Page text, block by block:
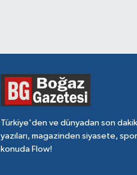
Türkiye'den ve dünyadan son
yazıları, magazinden siyasete,
konuda Flow!